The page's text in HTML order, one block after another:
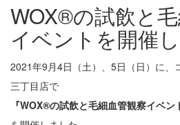
WOX®の試飲と
イベントを開催
2021年9月4日（土）、5日（日）に、
三丁目店で
『WOX®の試飲と毛細血管観察イベン